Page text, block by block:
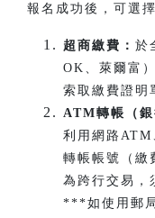
報名成功後，可選
超商繳費： 於
OK、萊爾富）
索取繳費證明
ATM轉帳（銀
利用網路ATM
轉帳帳號（繳
為跨行交易，
***如使用郵